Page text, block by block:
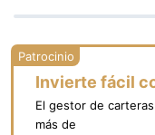
Invierte fácil
El gestor de
más de